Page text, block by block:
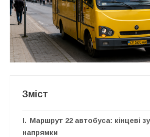
Зміст
Маршрут 22 автобуса: кінцеві
напрямки